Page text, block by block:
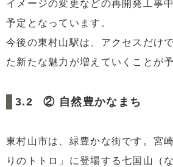
イメージの変更などの再開発工事
予定となっています。
今後の東村山駅は、アクセスだけ
た新たな魅力が増えていくことが
② 自然豊かなまち
東村山市は、緑豊かな街です。宮
りのトトロ」に登場する七国山（